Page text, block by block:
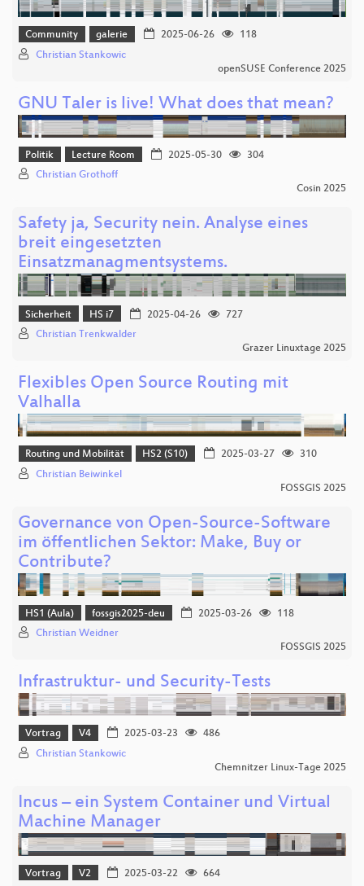
Community galerie 2025-06-26
118
Christian Stankowic
openSUSE Conference 2025
GNU Taler is live! What does that mean?
Politik Lecture Room 2025-05-30
304
Christian Grothoff
Cosin 2025
Safety ja, Security nein. Analyse eines
breit eingesetzten
Einsatzmanagmentsystems.
Sicherheit HS i7 2025-04-26
727
Christian Trenkwalder
Grazer Linuxtage 2025
Flexibles Open Source Routing mit
Valhalla
Routing und Mobilität HS2 (S10) 2025-03-27
310
Christian Beiwinkel
FOSSGIS 2025
Governance von Open-Source-Software
im öffentlichen Sektor: Make, Buy or
Contribute?
HS1 (Aula) fossgis2025-deu 2025-03-26
118
Christian Weidner
FOSSGIS 2025
Infrastruktur- und Security-Tests
Vortrag V4 2025-03-23
486
Christian Stankowic
Chemnitzer Linux-Tage 2025
Incus – ein System Container und Virtual
Machine Manager
Vortrag V2 2025-03-22
664